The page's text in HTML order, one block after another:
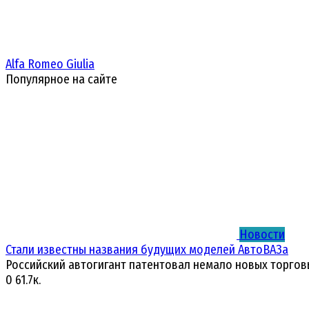
Alfa Romeo Giulia
Популярное на сайте
Новости
Стали известны названия будущих моделей АвтоВАЗа
Российский автогигант патентовал немало новых
0 61.7к.